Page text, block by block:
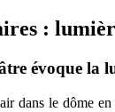
:
évoque la
dans le dôme